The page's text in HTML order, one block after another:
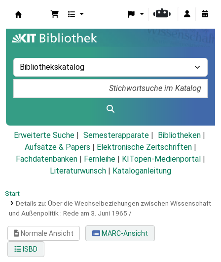
Erweiterte Suche Semesterapparate
Bibliotheken
Aufsätze & Papers
Elektronische Zeitschriften
Fachdatenbanken
Fernleihe KITopen-Medienportal
Literaturwunsch
Kataloganleitung
Start
Details zu: Über die Wechselbeziehungen zwischen Wissenschaft
und Außenpolitik : Rede am 3. Juni 1965 /
Normale Ansicht
MARC-Ansicht
ISBD